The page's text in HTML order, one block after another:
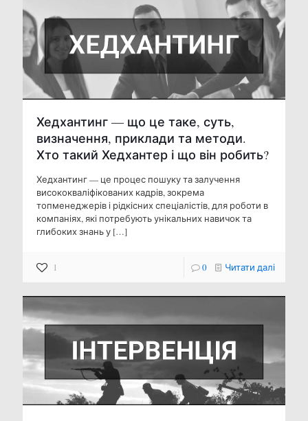
Хедхантинг — що це таке, суть,
визначення, приклади та методи.
Хто такий Хедхантер і що він робить?
Хедхантинг — це процес пошуку та залучення
висококваліфікованих кадрів, зокрема
топменеджерів і рідкісних спеціалістів, для роботи в
компаніях, які потребують унікальних навичок та
глибоких знань у […]
1 0 Читати далі